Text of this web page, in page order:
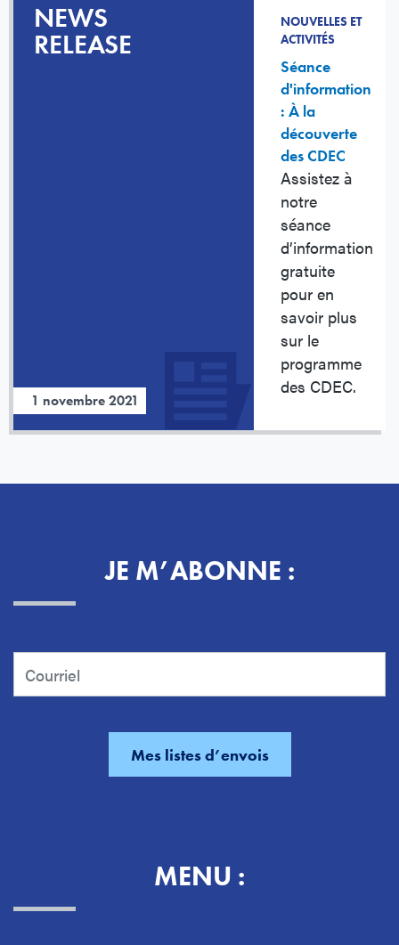
NEWS
RELEASE
1 novembre 2021
NOUVELLES ET
ACTIVITÉS
Séance
d'information
: À la
découverte
des CDEC
Assistez à
notre
séance
d’information
gratuite
pour en
savoir plus
sur le
programme
des CDEC.
JE M’ABONNE :
MENU :